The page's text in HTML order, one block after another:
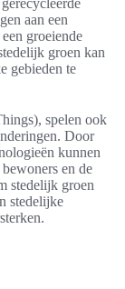
aan een
groeiende
groen kan
gebieden te
spelen ook
Door
kunnen
en de
stedelijk groen
stedelijke